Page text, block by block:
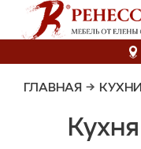
ГЛАВНАЯ → КУХНИ